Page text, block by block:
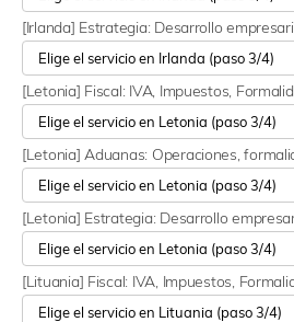
[Irlanda] Estrategia: Desarrollo
[Letonia] Fiscal: IVA, Impuestos,
[Letonia] Aduanas: Operaciones,
[Letonia] Estrategia: Desarrollo
[Lituania] Fiscal: IVA, Impuestos,